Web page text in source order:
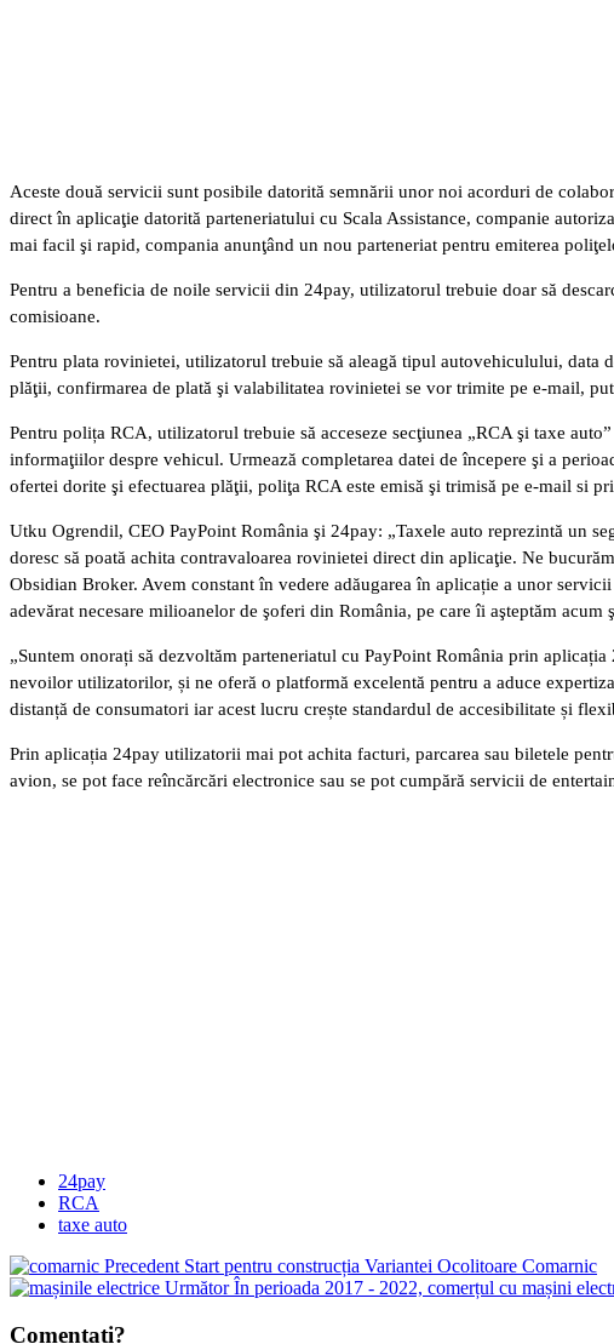
Aceste două servicii sunt posibile datorită semnării unor noi acorduri de
direct în aplicaţie datorită parteneriatului cu Scala Assistance, companie
mai facil şi rapid, compania anunţând un nou parteneriat pentru emiterea
Pentru a beneficia de noile servicii din 24pay, utilizatorul trebuie doar să
comisioane.
Pentru plata rovinietei, utilizatorul trebuie să aleagă tipul autovehiculului, data
plăţii, confirmarea de plată şi valabilitatea rovinietei se vor trimite pe e-mail,
Pentru polița RCA, utilizatorul trebuie să acceseze secţiunea „RCA şi taxe
informaţiilor despre vehicul. Urmează completarea datei de începere şi a
ofertei dorite şi efectuarea plăţii, poliţa RCA este emisă şi trimisă pe e-mail si
Utku Ogrendil, CEO PayPoint România şi 24pay: „Taxele auto reprezintă un
doresc să poată achita contravaloarea rovinietei direct din aplicaţie. Ne
Obsidian Broker. Avem constant în vedere adăugarea în aplicație a unor
adevărat necesare milioanelor de şoferi din România, pe care îi aşteptăm
„Suntem onorați să dezvoltăm parteneriatul cu PayPoint România prin
nevoilor utilizatorilor, și ne oferă o platformă excelentă pentru a aduce
distanță de consumatori iar acest lucru crește standardul de accesibilitate și
Prin aplicația 24pay utilizatorii mai pot achita facturi, parcarea sau biletele
avion, se pot face reîncărcări electronice sau se pot cumpără servicii de
24pay
RCA
taxe auto
Precedent Start pentru construcția Variantei Ocolitoare Comarnic
Următor În perioada 2017 - 2022, comerțul cu mașini
Comentați?